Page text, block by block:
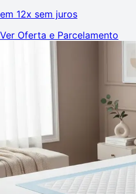
em 12x sem juros
Ver Oferta e Parcelamento